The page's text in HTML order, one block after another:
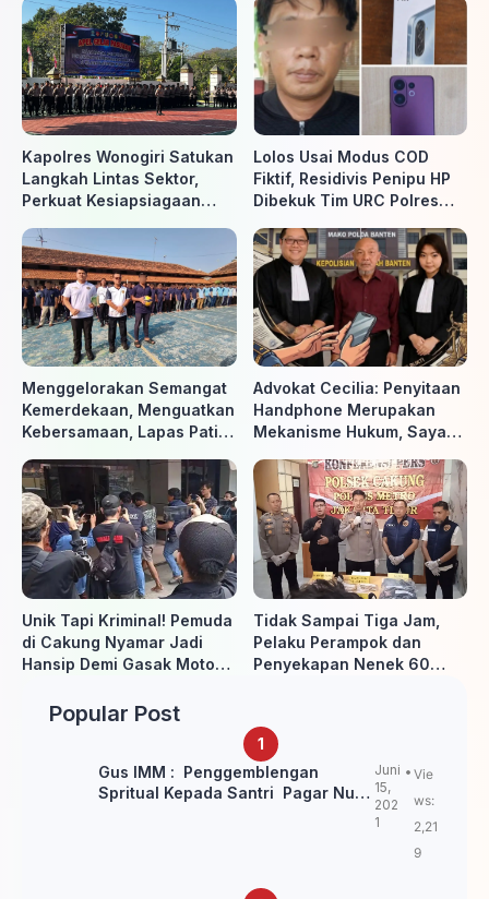
Kapolres Wonogiri Satukan
Langkah Lintas Sektor,
Perkuat Kesiapsiagaan
Lolos Usai Modus COD
Fiktif, Residivis Penipu HP
Dibekuk Tim URC Polres
Menggelorakan Semangat
Kemerdekaan, Menguatkan
Kebersamaan, Lapas Pati
ke-81 RI, Warga Binaan
Antusias Ikuti Berbagai
Perlombaan
Advokat Cecilia: Penyitaan
Handphone Merupakan
Mekanisme Hukum, Saya
Diminta Penyidik dan Tidak
perlu takut
Unik Tapi Kriminal! Pemuda
di Cakung Nyamar Jadi
Hansip Demi Gasak Motor
Tidak Sampai Tiga Jam,
Pelaku Perampok dan
Penyekapan Nenek 60
Popular Post
Gus IMM : Penggemblengan
Spritual Kepada Santri Pagar Nusa
Juni
15,
202
1
Vie
ws:
2,21
9